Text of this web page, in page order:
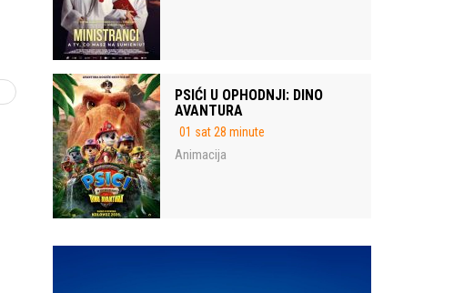
PSIĆI U OPHODNJI: DINO
AVANTURA
01 sat 28 minute
Animacija